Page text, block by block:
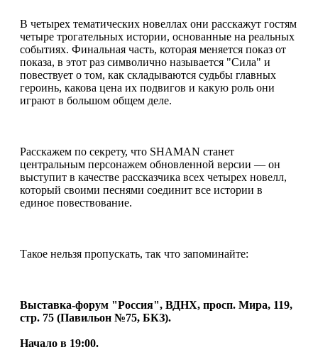
В четырех тематических новеллах они расскажут гостям
четыре трогательных истории, основанные на реальных
событиях. Финальная часть, которая меняется показ от
показа, в этот раз символично называется "Сила" и
повествует о том, как складываются судьбы главных
героинь, какова цена их подвигов и какую роль они
играют в большом общем деле.
Расскажем по секрету, что SHAMAN станет
центральным персонажем обновленной версии — он
выступит в качестве рассказчика всех четырех новелл,
который своими песнями соединит все истории в
единое повествование.
Такое нельзя пропускать, так что запоминайте:
Выставка-форум "Россия", ВДНХ, просп. Мира, 119,
стр. 75 (Павильон №75, БКЗ).
Начало в 19:00.